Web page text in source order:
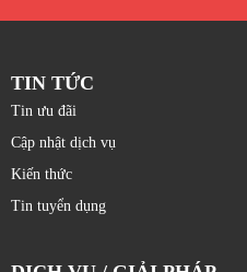
TIN TỨC
Tin ưu đãi
Cập nhật dịch vụ
Kiến thức
Tin tuyển dụng